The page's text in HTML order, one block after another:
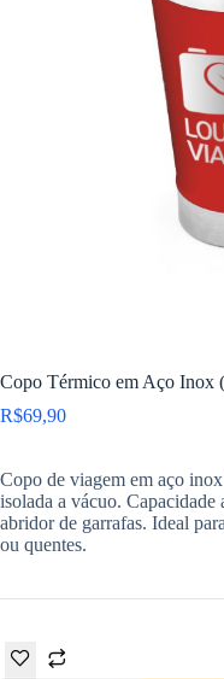
Copo Térmico em Aço Inox
R$69,90
Copo de viagem em aço
isolada a vácuo.
abridor de garrafas. Ideal
ou quentes.